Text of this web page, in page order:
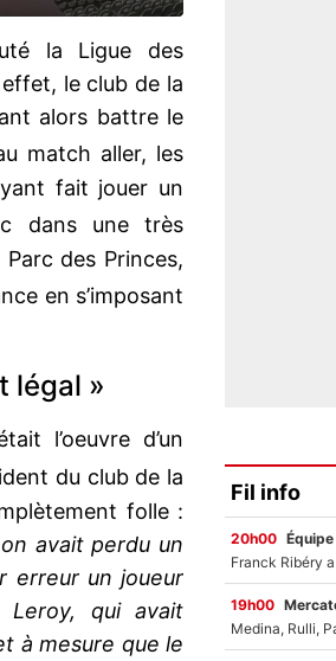
la Ligue des
le club de la
alors battre le
match aller, les
fait jouer un
dans une très
des Princes,
en s’imposant
légal »
l’oeuvre d’un
du club de la
folle :
avait perdu un
erreur un joueur
Leroy, qui avait
à mesure que le
Fil info
20h00
19h00